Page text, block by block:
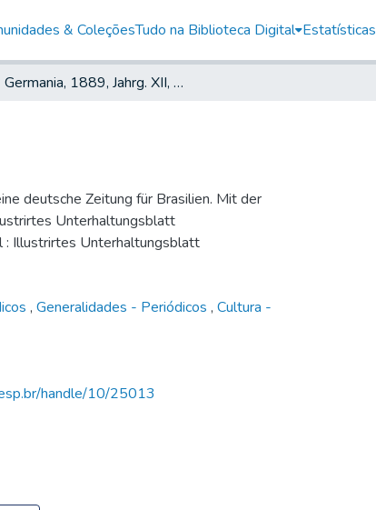
& ColeçõesTudo na Biblioteca Digital Estatísticas
Germania, 1889, Jahrg. XII, nr. 052
deutsche Zeitung für Brasilien. Mit der
Unterhaltungsblatt
: Illustrirtes Unterhaltungsblatt
, Generalidades - Periódicos , Cultura -
handle/10/25013